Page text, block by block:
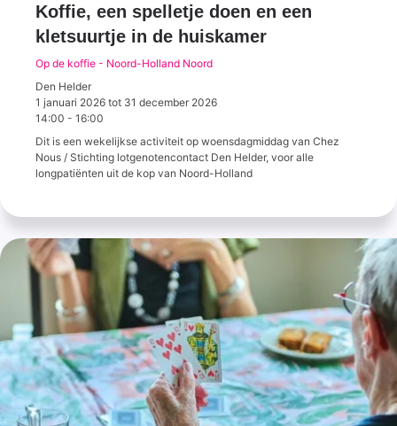
Koffie, een spelletje doen en een
kletsuurtje in de huiskamer
Op de koffie - Noord-Holland Noord
Den Helder
1 januari 2026 tot 31 december 2026
14:00 - 16:00
Dit is een wekelijkse activiteit op woensdagmiddag van Chez
Nous / Stichting lotgenotencontact Den Helder, voor alle
longpatiënten uit de kop van Noord-Holland